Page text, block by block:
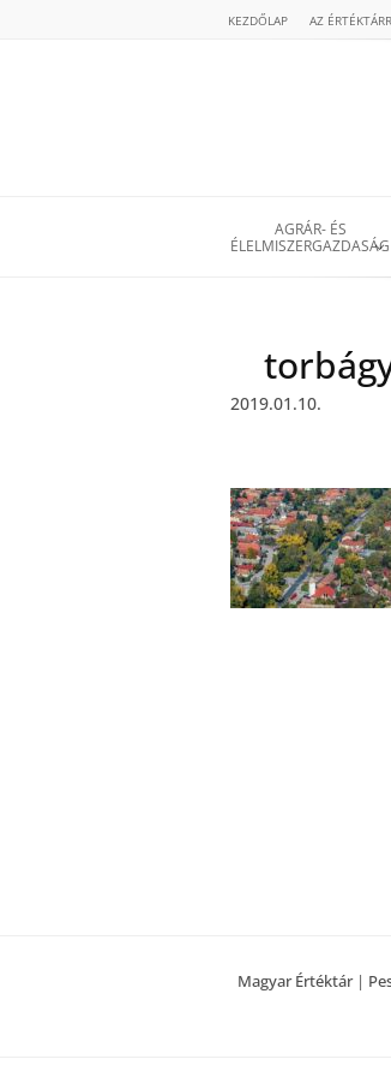
KEZDŐLAP AZ
AGRÁR- ÉS
ÉLELMISZERGAZDASÁG
2019.01.10.
Magyar Értéktár|